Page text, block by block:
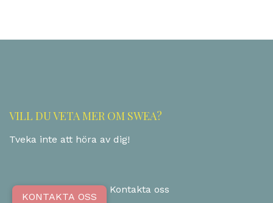
VILL DU VETA MER OM SWEA?
Tveka inte att höra av dig!
KONTAKTA OSS
Kontakta oss